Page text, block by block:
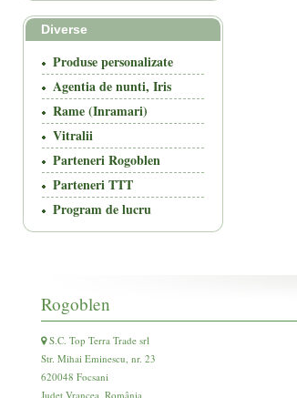
Diverse
Produse personalizate
Agentia de nunti, Iris
Rame (Inramari)
Vitralii
Parteneri Rogoblen
Parteneri TTT
Program de lucru
Rogoblen
S.C. Top Terra Trade srl
Str. Mihai Eminescu, nr. 23
620048 Focsani
Județ Vrancea, România